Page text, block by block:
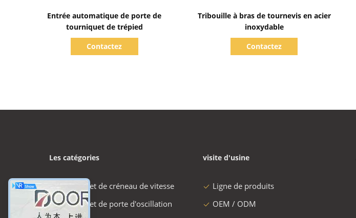
Entrée automatique de porte de
tourniquet de trépied
Contactez
Tribouille à bras de tournevis en acier
inoxydable
Contactez
Les catégories
tourniquet de créneau de vitesse
tourniquet de porte d'oscillation
visite d'usine
Ligne de produits
OEM / ODM